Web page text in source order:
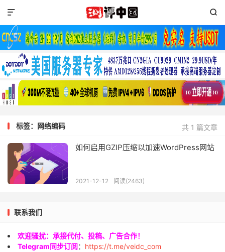


共 1 篇文章
标签：网络编码
如何启用GZIP压缩以加速WordPress网站
2021-12-12 阅读(2463)
联系我们
欢迎骚扰：承接代付、投稿、广告合作！
Telegram同步订阅： https://t.me/veidc_com